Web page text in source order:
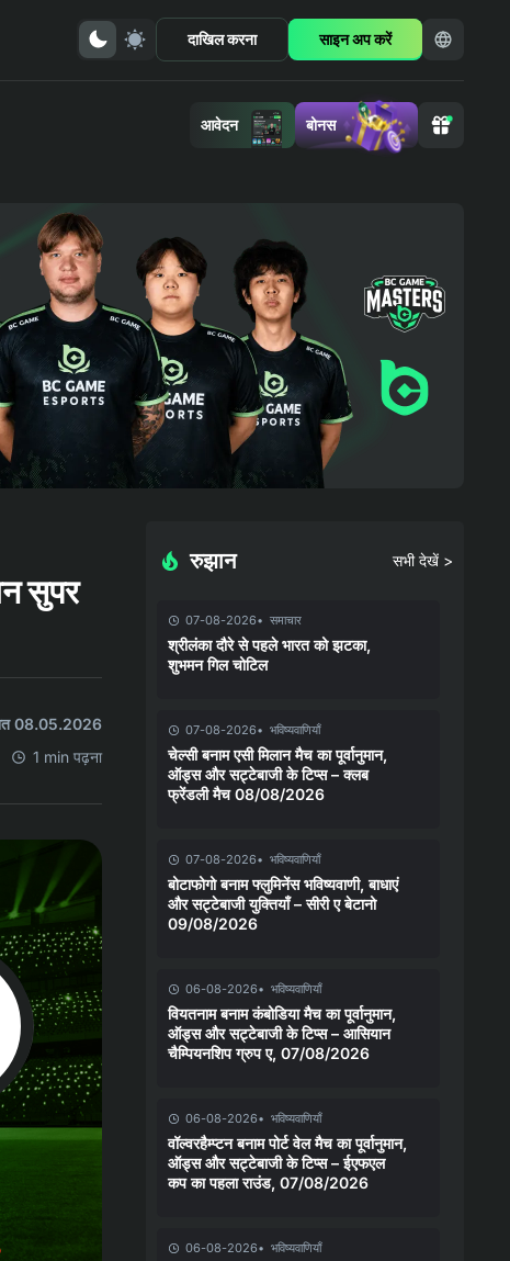
दाखिल करना साइन अप करें
आवेदन बोनस
सुपर
08.05.2026
1 min पढ़ना
रुझान सभी देखें >
07-08-2026 समाचार
श्रीलंका दौरे से पहले भारत को झटका,
शुभमन गिल चोटिल
07-08-2026 भविष्यवाणियाँ
चेल्सी बनाम एसी मिलान मैच का पूर्वानुमान,
ऑड्स और सट्टेबाजी के टिप्स – क्लब
फ्रेंडली मैच 08/08/2026
07-08-2026 भविष्यवाणियाँ
बोटाफोगो बनाम फ्लुमिनेंस भविष्यवाणी, बाधाएं
और सट्टेबाजी युक्तियाँ – सीरी ए बेटानो
09/08/2026
06-08-2026 भविष्यवाणियाँ
वियतनाम बनाम कंबोडिया मैच का पूर्वानुमान,
ऑड्स और सट्टेबाजी के टिप्स – आसियान
चैम्पियनशिप ग्रुप ए, 07/08/2026
06-08-2026 भविष्यवाणियाँ
वॉल्वरहैम्प्टन बनाम पोर्ट वेल मैच का पूर्वानुमान,
ऑड्स और सट्टेबाजी के टिप्स – ईएफएल
कप का पहला राउंड, 07/08/2026
06-08-2026 भविष्यवाणियाँ